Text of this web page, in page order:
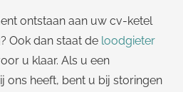
ontstaan aan uw cv-ketel
Ook dan staat de loodgieter
u klaar. Als u een
ons heeft, bent u bij storingen